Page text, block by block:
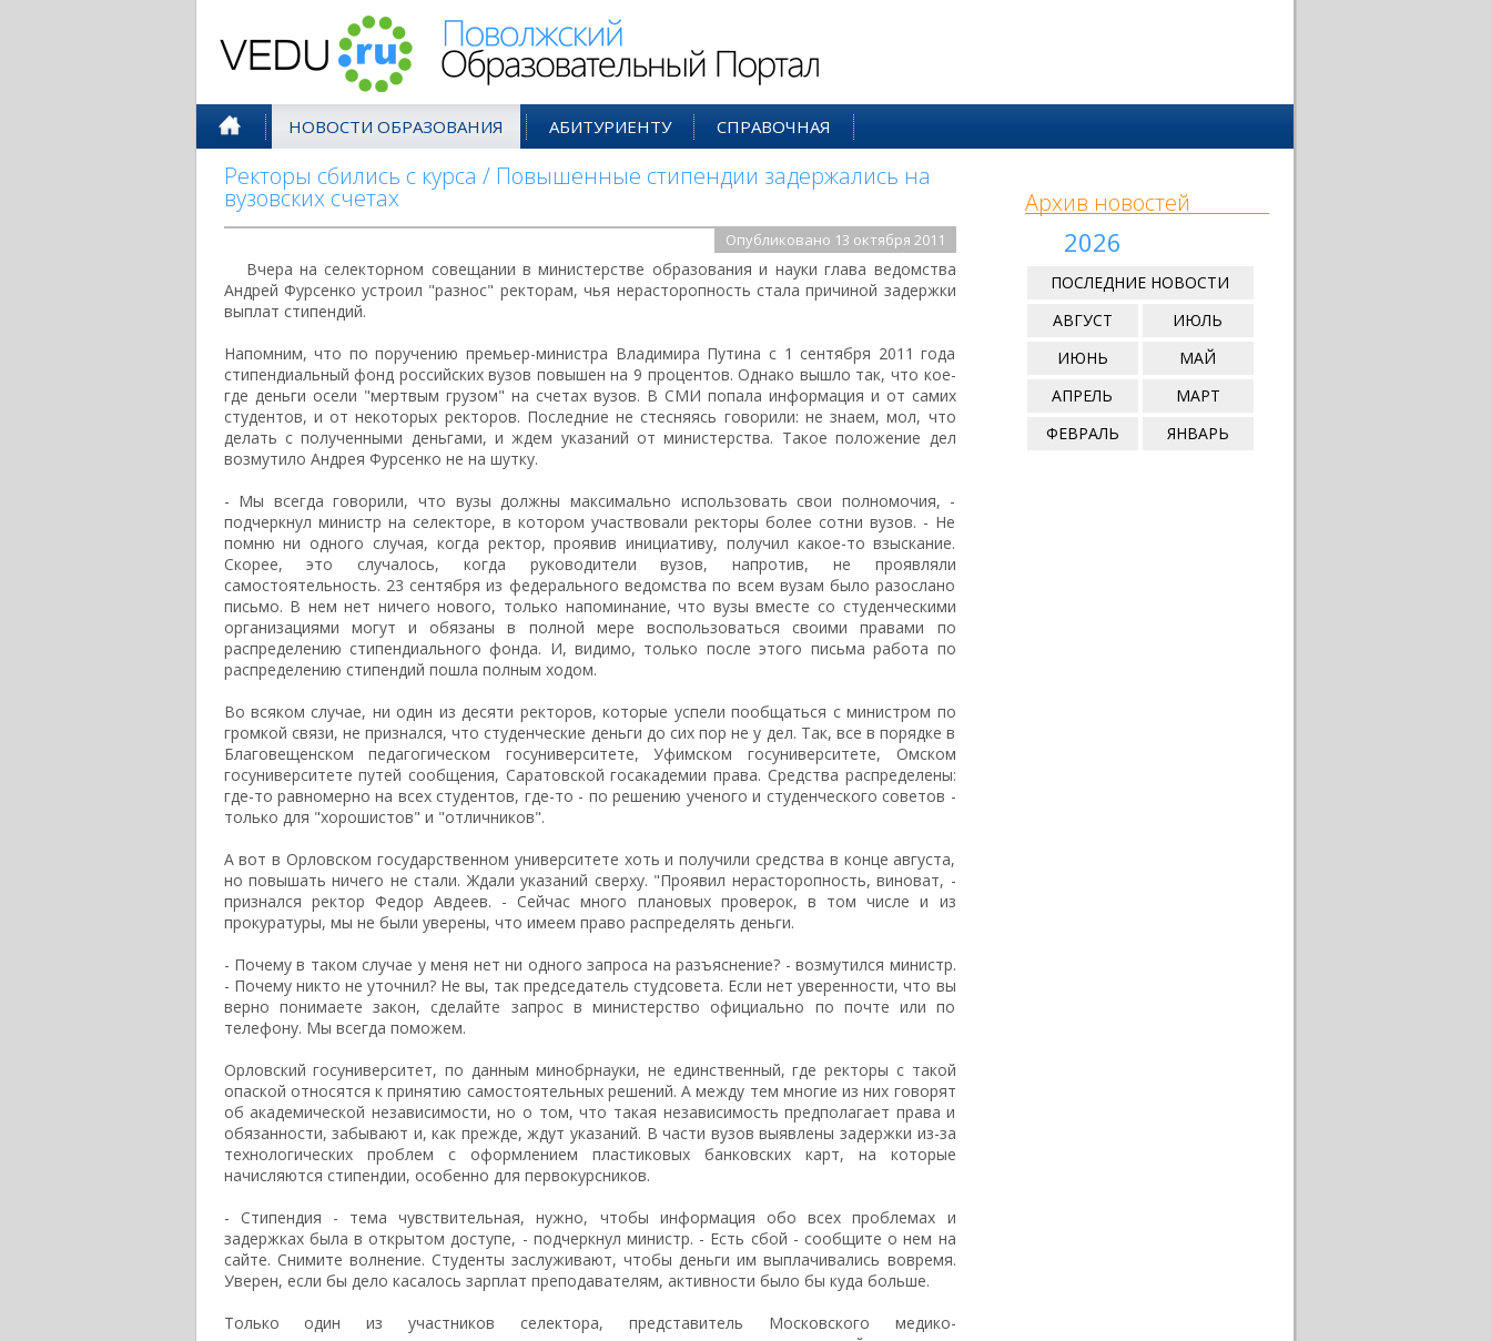
НОВОСТИ ОБРАЗОВАНИЯ АБИТУРИЕНТУ СПРАВОЧНАЯ
Ректоры сбились с курса / Повышенные стипендии задержались на
вузовских счетах
Опубликовано 13 октября 2011
Вчера на селекторном совещании в министерстве образования и науки глава ведомства
Андрей Фурсенко устроил "разнос" ректорам, чья нерасторопность стала причиной задержки
выплат стипендий.
Напомним, что по поручению премьер-министра Владимира Путина с 1 сентября 2011 года
стипендиальный фонд российских вузов повышен на 9 процентов. Однако вышло так, что кое-
где деньги осели "мертвым грузом" на счетах вузов. В СМИ попала информация и от самих
студентов, и от некоторых ректоров. Последние не стесняясь говорили: не знаем, мол, что
делать с полученными деньгами, и ждем указаний от министерства. Такое положение дел
возмутило Андрея Фурсенко не на шутку.
- Мы всегда говорили, что вузы должны максимально использовать свои полномочия, -
подчеркнул министр на селекторе, в котором участвовали ректоры более сотни вузов. - Не
помню ни одного случая, когда ректор, проявив инициативу, получил какое-то взыскание.
Скорее, это случалось, когда руководители вузов, напротив, не проявляли
самостоятельность. 23 сентября из федерального ведомства по всем вузам было разослано
письмо. В нем нет ничего нового, только напоминание, что вузы вместе со студенческими
организациями могут и обязаны в полной мере воспользоваться своими правами по
распределению стипендиального фонда. И, видимо, только после этого письма работа по
распределению стипендий пошла полным ходом.
Во всяком случае, ни один из десяти ректоров, которые успели пообщаться с министром по
громкой связи, не признался, что студенческие деньги до сих пор не у дел. Так, все в порядке в
Благовещенском педагогическом госуниверситете, Уфимском госуниверситете, Омском
госуниверситете путей сообщения, Саратовской госакадемии права. Средства распределены:
где-то равномерно на всех студентов, где-то - по решению ученого и студенческого советов -
только для "хорошистов" и "отличников".
А вот в Орловском государственном университете хоть и получили средства в конце августа,
но повышать ничего не стали. Ждали указаний сверху. "Проявил нерасторопность, виноват, -
признался ректор Федор Авдеев. - Сейчас много плановых проверок, в том числе и из
прокуратуры, мы не были уверены, что имеем право распределять деньги.
- Почему в таком случае у меня нет ни одного запроса на разъяснение? - возмутился министр.
- Почему никто не уточнил? Не вы, так председатель студсовета. Если нет уверенности, что вы
верно понимаете закон, сделайте запрос в министерство официально по почте или по
телефону. Мы всегда поможем.
Орловский госуниверситет, по данным минобрнауки, не единственный, где ректоры с такой
опаской относятся к принятию самостоятельных решений. А между тем многие из них говорят
об академической независимости, но о том, что такая независимость предполагает права и
обязанности, забывают и, как прежде, ждут указаний. В части вузов выявлены задержки из-за
технологических проблем с оформлением пластиковых банковских карт, на которые
начисляются стипендии, особенно для первокурсников.
- Стипендия - тема чувствительная, нужно, чтобы информация обо всех проблемах и
задержках была в открытом доступе, - подчеркнул министр. - Есть сбой - сообщите о нем на
сайте. Снимите волнение. Студенты заслуживают, чтобы деньги им выплачивались вовремя.
Уверен, если бы дело касалось зарплат преподавателям, активности было бы куда больше.
Только один из участников селектора, представитель Московского медико-
Архив новостей
2026
ПОСЛЕДНИЕ НОВОСТИ
АВГУСТ
ИЮЛЬ
ИЮНЬ
МАЙ
АПРЕЛЬ
МАРТ
ФЕВРАЛЬ
ЯНВАРЬ